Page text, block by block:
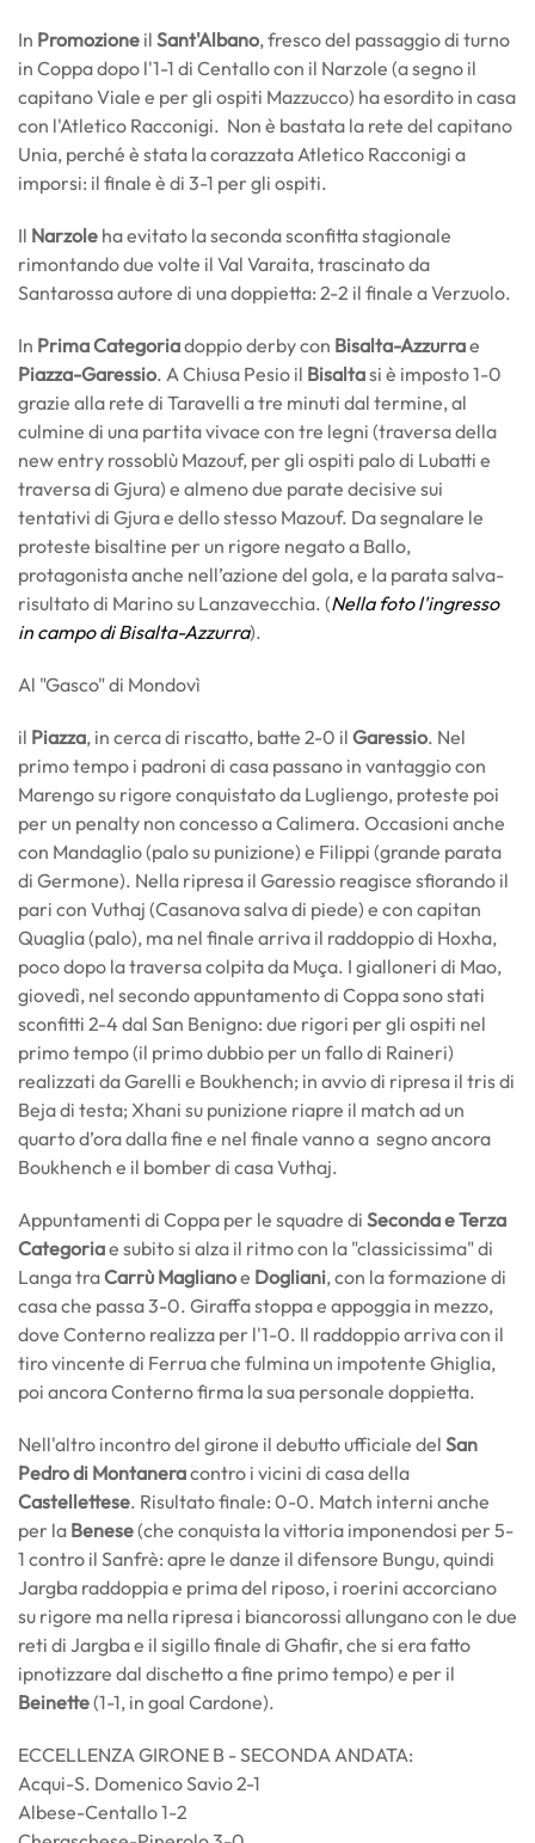
In Promozione il Sant'Albano, fresco del passaggio di turno
in Coppa dopo l'1-1 di Centallo con il Narzole (a segno il
capitano Viale e per gli ospiti Mazzucco) ha esordito in casa
con l'Atletico Racconigi. Non è bastata la rete del capitano
Unia, perché è stata la corazzata Atletico Racconigi a
imporsi: il finale è di 3-1 per gli ospiti.
Il Narzole ha evitato la seconda sconfitta stagionale
rimontando due volte il Val Varaita, trascinato da
Santarossa autore di una doppietta: 2-2 il finale a Verzuolo.
In Prima Categoriadoppio derby con Bisalta-Azzurrae
Piazza-Garessio. A Chiusa Pesio il Bisaltasi è imposto 1-0
grazie alla rete di Taravelli a tre minuti dal termine, al
culmine di una partita vivace con tre legni (traversa della
new entry rossoblù Mazouf, per gli ospiti palo di Lubatti e
traversa di Gjura) e almeno due parate decisive sui
tentativi di Gjura e dello stesso Mazouf. Da segnalare le
proteste bisaltine per un rigore negato a Ballo,
protagonista anche nell’azione del gola, e la parata salva-
risultato di Marino su Lanzavecchia. (Nella foto l'ingresso
in campo di Bisalta-Azzurra).
Al "Gasco" di Mondovì
il Piazza, in cerca di riscatto, batte 2-0 il Garessio. Nel
primo tempo i padroni di casa passano in vantaggio con
Marengo su rigore conquistato da Lugliengo, proteste poi
per un penalty non concesso a Calimera. Occasioni anche
con Mandaglio (palo su punizione) e Filippi (grande parata
di Germone). Nella ripresa il Garessio reagisce sfiorando il
pari con Vuthaj (Casanova salva di piede) e con capitan
Quaglia (palo), ma nel finale arriva il raddoppio di Hoxha,
poco dopo la traversa colpita da Muça. I gialloneri di Mao,
giovedì, nel secondo appuntamento di Coppa sono stati
sconfitti 2-4 dal San Benigno: due rigori per gli ospiti nel
primo tempo (il primo dubbio per un fallo di Raineri)
realizzati da Garelli e Boukhench; in avvio di ripresa il tris di
Beja di testa; Xhani su punizione riapre il match ad un
quarto d’ora dalla fine e nel finale vanno a segno ancora
Boukhench e il bomber di casa Vuthaj.
Appuntamenti di Coppa per le squadre di Seconda e Terza
Categoriae subito si alza il ritmo con la "classicissima" di
Langa traCarrù Maglianoe Dogliani, con la formazione di
casa che passa 3-0. Giraffa stoppa e appoggia in mezzo,
dove Conterno realizza per l'1-0. Il raddoppio arriva con il
tiro vincente di Ferrua che fulmina un impotente Ghiglia,
poi ancora Conterno firma la sua personale doppietta.
Nell'altro incontro del girone il debutto ufficiale del San
Pedro di Montaneracontro i vicini di casa della
Castellettese. Risultato finale: 0-0. Match interni anche
per la Benese(che conquista la vittoria imponendosi per 5-
1 contro il Sanfrè: apre le danze il difensore Bungu, quindi
Jargba raddoppia e prima del riposo, i roerini accorciano
su rigore ma nella ripresa i biancorossi allungano con le due
reti di Jargba e il sigillo finale di Ghafir, che si era fatto
ipnotizzare dal dischetto a fine primo tempo) e per il
Beinette(1-1, in goal Cardone).
ECCELLENZA GIRONE B - SECONDA ANDATA:
Acqui-S. Domenico Savio 2-1
Albese-Centallo 1-2